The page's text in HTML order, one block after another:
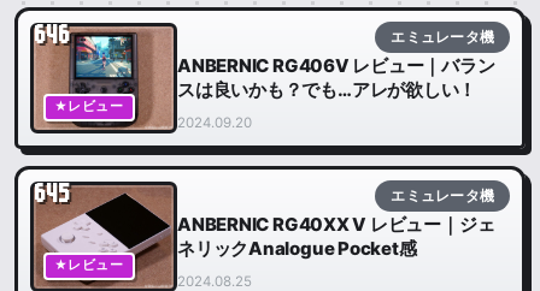
★レビュー
646 エミュレータ機
ANBERNIC RG406V レビュー｜バラン
スは良いかも？でも…アレが欲しい！
2024.09.20
★レビュー
645 エミュレータ機
ANBERNIC RG40XX V レビュー｜ジェ
ネリックAnalogue Pocket感
2024.08.25